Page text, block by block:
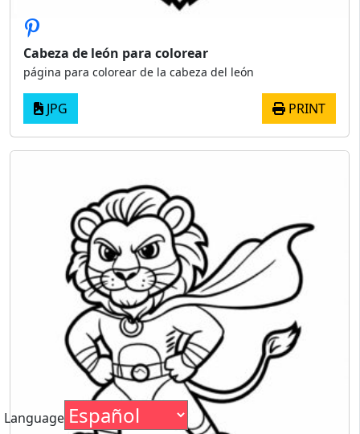
Cabeza de león para colorear
página para colorear de la cabeza del león
JPG PRINT
Language